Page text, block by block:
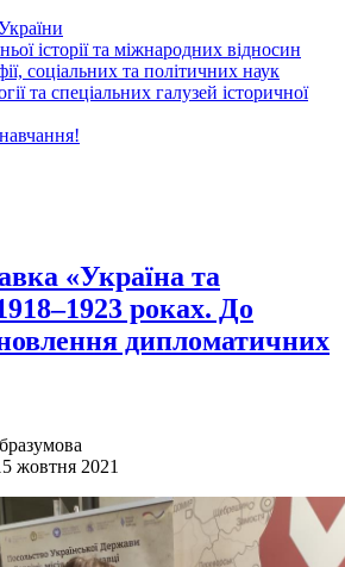
історії та міжнародних відносин
соціальних та політичних наук
та спеціальних галузей історичної
«Україна та
роках. До
дипломатичних
жовтня 2021